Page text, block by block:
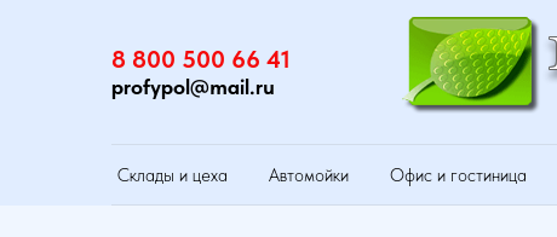
8 800 500 66 41
profypol@mail.ru
Склады и цеха Автомойки Офис и гостиница